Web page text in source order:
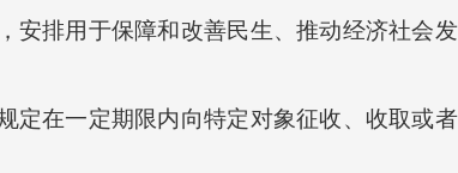
安排用于保障和改善民生、推动经济社会发
定在一定期限内向特定对象征收、收取或